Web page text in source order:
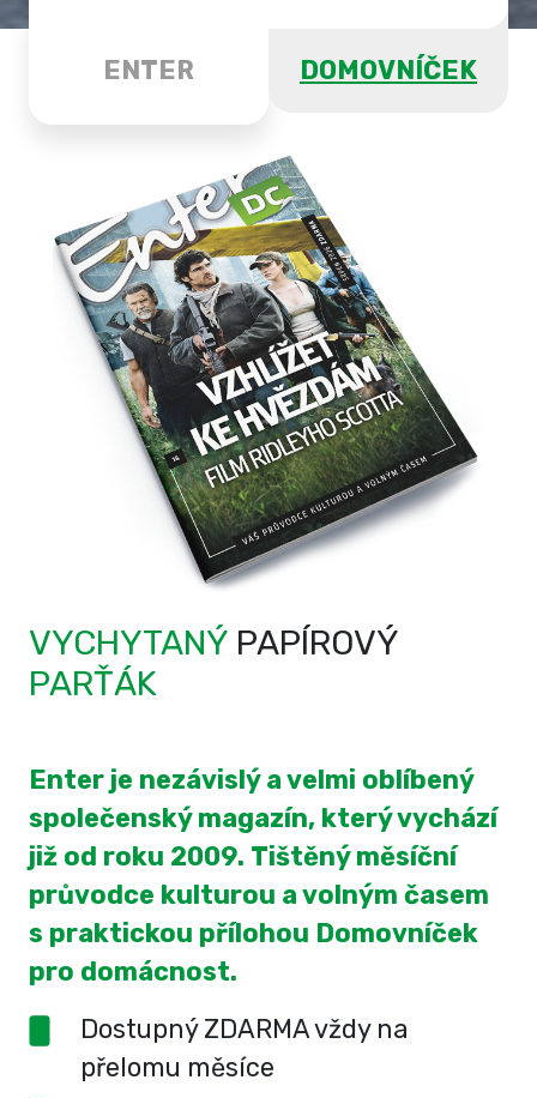
ENTER DOMOVNÍČEK
VYCHYTANÝ PAPÍROVÝ
PARŤÁK
Enter je nezávislý a velmi oblíbený
společenský magazín, který vychází
již od roku 2009. Tištěný měsíční
průvodce kulturou a volným časem
s praktickou přílohou Domovníček
pro domácnost.
Dostupný ZDARMA vždy na
přelomu měsíce